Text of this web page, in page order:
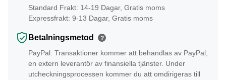
Standard Frakt: 14-19 Dagar, Gratis moms
Expressfrakt: 9-13 Dagar, Gratis moms
Betalningsmetod ?
PayPal: Transaktioner kommer att behandlas av PayPal,
en extern leverantör av finansiella tjänster. Under
utcheckningsprocessen kommer du att omdirigeras till